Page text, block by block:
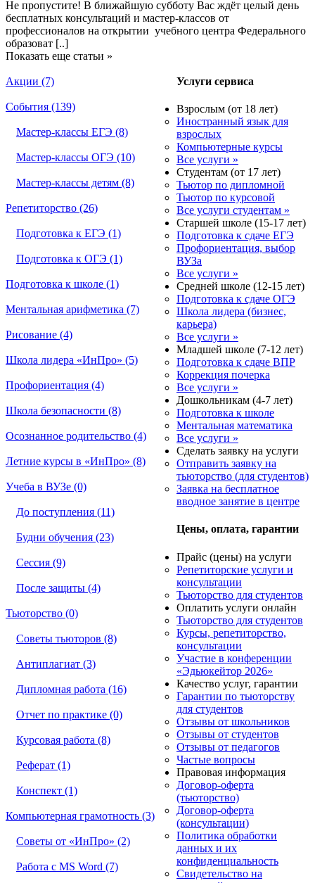
Не пропустите! В ближайшую субботу Вас ждёт целый день
бесплатных консультаций и мастер-классов от
профессионалов на открытии учебного центра Федерального
образоват [..]
Показать еще статьи »
Акции (7)
События (139)
Мастер-классы ЕГЭ (8)
Мастер-классы ОГЭ (10)
Мастер-классы детям (8)
Репетиторство (26)
Подготовка к ЕГЭ (1)
Подготовка к ОГЭ (1)
Подготовка к школе (1)
Ментальная арифметика (7)
Рисование (4)
Школа лидера «ИнПро» (5)
Профориентация (4)
Школа безопасности (8)
Осознанное родительство (4)
Летние курсы в «ИнПро» (8)
Учеба в ВУЗе (0)
До поступления (11)
Будни обучения (23)
Сессия (9)
После защиты (4)
Тьюторство (0)
Советы тьюторов (8)
Антиплагиат (3)
Дипломная работа (16)
Отчет по практике (0)
Курсовая работа (8)
Реферат (1)
Конспект (1)
Компьютерная грамотность (3)
Советы от «ИнПро» (2)
Работа с MS Word (7)
Услуги сервиса
Взрослым (от 18 лет)
Иностранный язык для
взрослых
Компьютерные курсы
Все услуги »
Студентам (от 17 лет)
Тьютор по дипломной
Тьютор по курсовой
Все услуги студентам »
Старшей школе (15-17 лет)
Подготовка к сдаче ЕГЭ
Профориентация, выбор
ВУЗа
Все услуги »
Средней школе (12-15 лет)
Подготовка к сдаче ОГЭ
Школа лидера (бизнес,
карьера)
Все услуги »
Младшей школе (7-12 лет)
Подготовка к сдаче ВПР
Коррекция почерка
Все услуги »
Дошкольникам (4-7 лет)
Подготовка к школе
Ментальная математика
Все услуги »
Сделать заявку на услуги
Отправить заявку на
тьюторство (для студентов)
Заявка на бесплатное
вводное занятие в центре
Цены, оплата, гарантии
Прайс (цены) на услуги
Репетиторские услуги и
консультации
Тьюторство для студентов
Оплатить услуги онлайн
Тьюторство для студентов
Курсы, репетиторство,
консультации
Участие в конференции
«Эдьюкейтор 2026»
Качество услуг, гарантии
Гарантии по тьюторству
для студентов
Отзывы от школьников
Отзывы от студентов
Отзывы от педагогов
Частые вопросы
Правовая информация
Договор-оферта
(тьюторство)
Договор-оферта
(консультации)
Политика обработки
данных и их
конфиденциальность
Свидетельство на